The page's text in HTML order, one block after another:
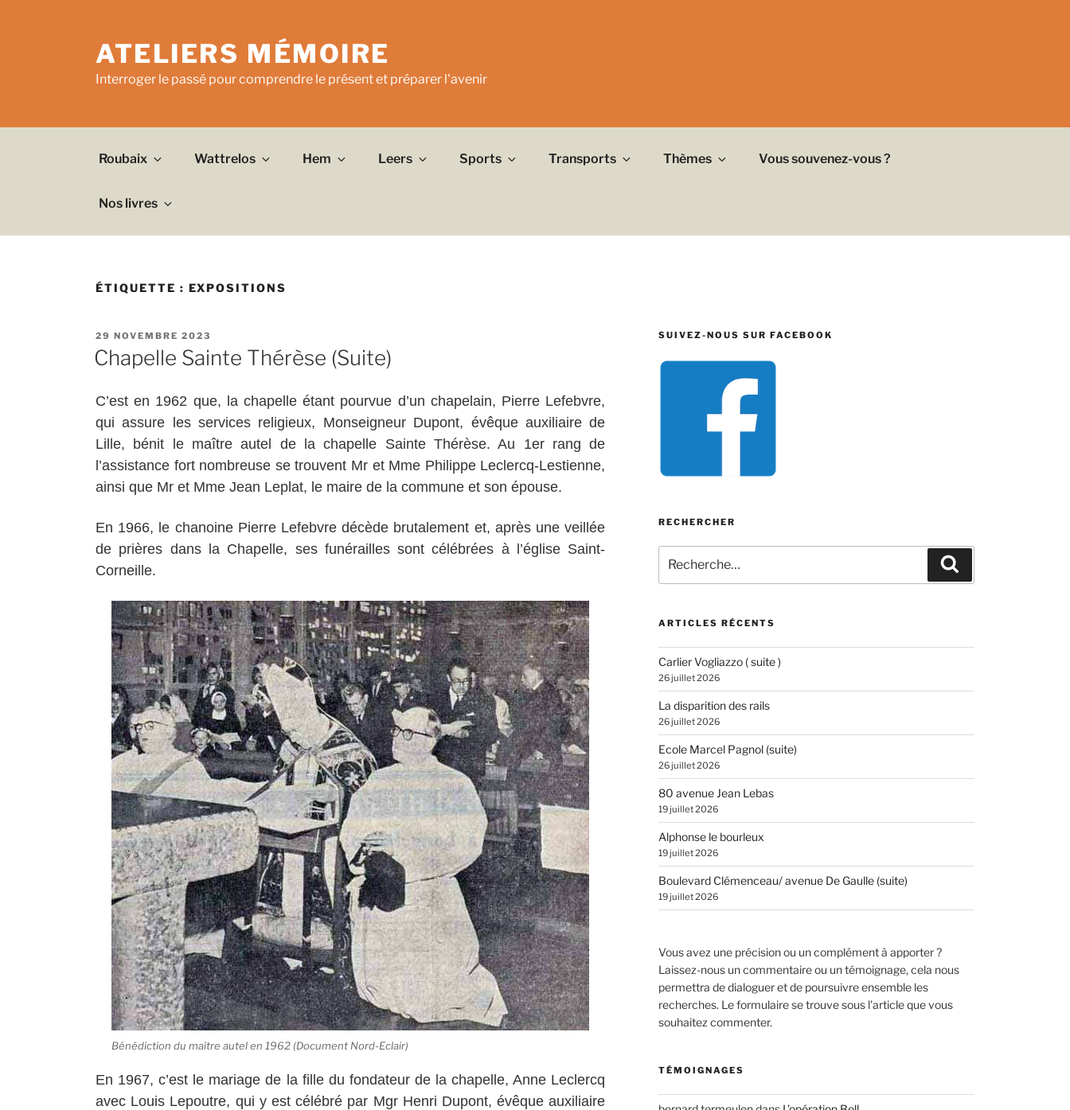
ATELIERS MÉMOIRE
Interroger le passé pour comprendre le présent et préparer l'avenir
Roubaix Wattrelos Hem Leers Sports Transports Thèmes Vous souvenez-vous ?
Nos livres
ÉTIQUETTE : EXPOSITIONS
PUBLIÉ
LE
29 NOVEMBRE 2023
Chapelle Sainte Thérèse (Suite)
C’est en 1962 que, la chapelle étant pourvue d’un chapelain, Pierre Lefebvre,
qui assure les services religieux, Monseigneur Dupont, évêque auxiliaire de
Lille, bénit le maître autel de la chapelle Sainte Thérèse. Au 1er rang de
l’assistance fort nombreuse se trouvent Mr et Mme Philippe Leclercq-Lestienne,
ainsi que Mr et Mme Jean Leplat, le maire de la commune et son épouse.
En 1966, le chanoine Pierre Lefebvre décède brutalement et, après une veillée
de prières dans la Chapelle, ses funérailles sont célébrées à l’église Saint-
Corneille.
Bénédiction du maître autel en 1962 (Document Nord-Eclair)
En 1967, c’est le mariage de la fille du fondateur de la chapelle, Anne Leclercq
avec Louis Lepoutre, qui y est célébré par Mgr Henri Dupont, évêque auxiliaire
SUIVEZ-NOUS SUR FACEBOOK
RECHERCHER
pour
:
ARTICLES RÉCENTS
Carlier Vogliazzo ( suite )
26 juillet 2026
La disparition des rails
26 juillet 2026
Ecole Marcel Pagnol (suite)
26 juillet 2026
80 avenue Jean Lebas
19 juillet 2026
Alphonse le bourleux
19 juillet 2026
Boulevard Clémenceau/ avenue De Gaulle (suite)
19 juillet 2026
Vous avez une précision ou un complément à apporter ?
Laissez-nous un commentaire ou un témoignage, cela nous
permettra de dialoguer et de poursuivre ensemble les
recherches. Le formulaire se trouve sous l'article que vous
souhaitez commenter.
TÉMOIGNAGES